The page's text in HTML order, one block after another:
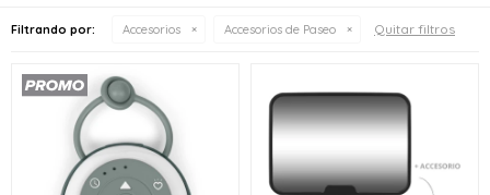
Filtrando por: Accesorios Accesorios de Paseo Quitar filtros